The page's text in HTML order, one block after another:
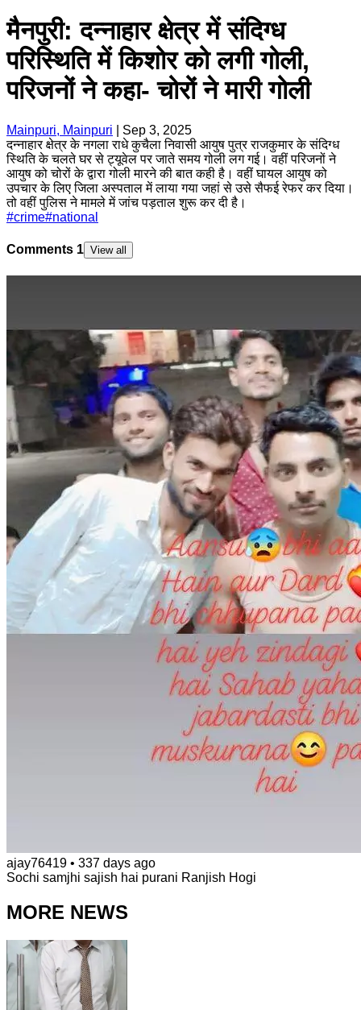
मैनपुरी: दन्नाहार क्षेत्र में संदिग्ध
परिस्थिति में किशोर को लगी गोली,
परिजनों ने कहा- चोरों ने मारी गोली
Mainpuri, Mainpuri
Sep 3, 2025
दन्नाहार क्षेत्र के नगला राधे कुचैला निवासी आयुष पुत्र राजकुमार के संदिग्ध
स्थिति के चलते घर से ट्यूवेल पर जाते समय गोली लग गई। वहीं परिजनों ने
आयुष को चोरों के द्वारा गोली मारने की बात कही है। वहीं घायल आयुष को
उपचार के लिए जिला अस्पताल में लाया गया जहां से उसे सैफई रेफर कर दिया।
तो वहीं पुलिस ने मामले में जांच पड़ताल शुरू कर दी है।
#crime#national
Comments 1 View all
ajay76419 • 337 days ago
Sochi samjhi sajish hai purani Ranjish Hogi
MORE NEWS